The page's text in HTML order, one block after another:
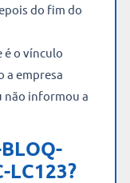
do fim do
é o vínculo
a empresa
não informou a
LC123?